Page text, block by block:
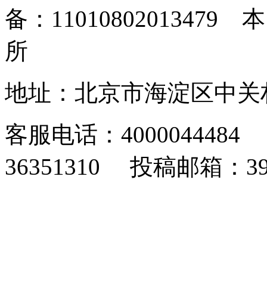
备：11010802013479
所
地址：北京市海淀区中
客服电话：4000044484
36351310 投稿邮箱：